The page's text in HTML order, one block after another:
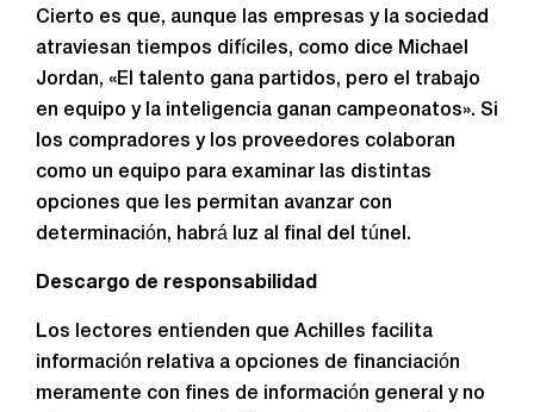
Cierto es que, aunque las empresas y la sociedad
atraviesan tiempos difíciles, como dice Michael
Jordan, «El talento gana partidos, pero el trabajo
en equipo y la inteligencia ganan campeonatos». Si
los compradores y los proveedores colaboran
como un equipo para examinar las distintas
opciones que les permitan avanzar con
determinación, habrá luz al final del túnel.
Descargo de responsabilidad
Los lectores entienden que Achilles facilita
información relativa a opciones de financiación
meramente con fines de información general y no